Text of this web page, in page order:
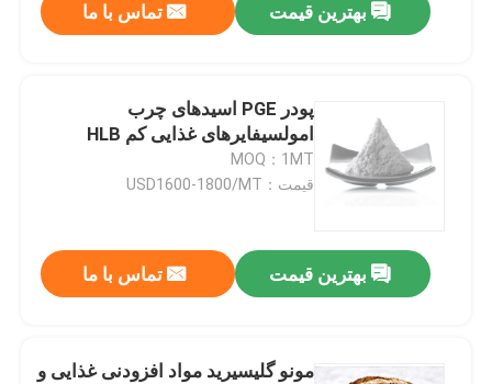
بهترین قیمت تماس با ما
پودر PGE اسیدهای چرب
امولسیفایرهای غذایی کم HLB
MOQ：1MT
قیمت：USD1600-1800/MT
بهترین قیمت تماس با ما
مونو گلیسیرید مواد افزودنی غذایی و